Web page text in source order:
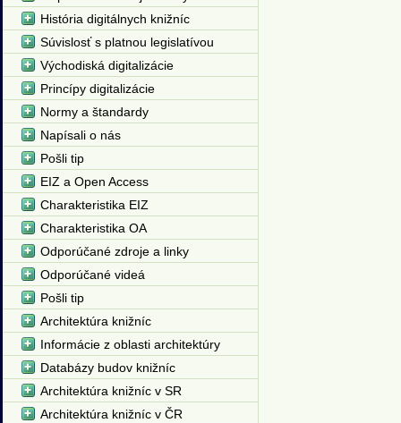
História digitálnych knižníc
Súvislosť s platnou legislatívou
Východiská digitalizácie
Princípy digitalizácie
Normy a štandardy
Napísali o nás
Pošli tip
EIZ a Open Access
Charakteristika EIZ
Charakteristika OA
Odporúčané zdroje a linky
Odporúčané videá
Pošli tip
Architektúra knižníc
Informácie z oblasti architektúry
Databázy budov knižníc
Architektúra knižníc v SR
Architektúra knižníc v ČR